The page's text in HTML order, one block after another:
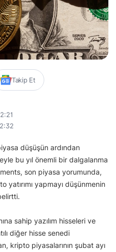
Takip Et
düşüşün ardından
bu yıl önemli bir dalgalanma
son piyasa yorumunda,
yatırımı yapmayı düşünmenin
sahip yazılım hisseleri ve
diğer hisse senedi
kripto piyasalarının şubat ayı